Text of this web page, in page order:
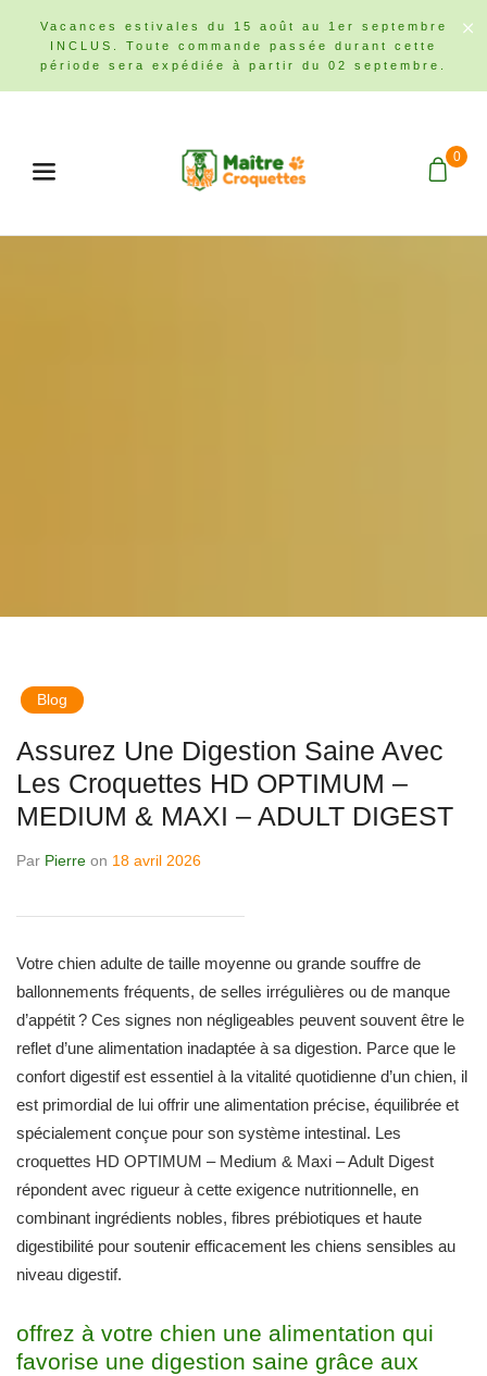
Vacances estivales du 15 août au 1er septembre
INCLUS. Toute commande passée durant cette
période sera expédiée à partir du 02 septembre.
0
Blog
Assurez Une Digestion Saine Avec
Les Croquettes HD OPTIMUM –
MEDIUM & MAXI – ADULT DIGEST
Par Pierre on 18 avril 2026
Votre chien adulte de taille moyenne ou grande souffre de
ballonnements fréquents, de selles irrégulières ou de manque
d’appétit ? Ces signes non négligeables peuvent souvent être le
reflet d’une alimentation inadaptée à sa digestion. Parce que le
confort digestif est essentiel à la vitalité quotidienne d’un chien, il
est primordial de lui offrir une alimentation précise, équilibrée et
spécialement conçue pour son système intestinal. Les
croquettes HD OPTIMUM – Medium & Maxi – Adult Digest
répondent avec rigueur à cette exigence nutritionnelle, en
combinant ingrédients nobles, fibres prébiotiques et haute
digestibilité pour soutenir efficacement les chiens sensibles au
niveau digestif.
offrez à votre chien une alimentation qui
favorise une digestion saine grâce aux